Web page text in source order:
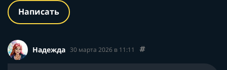
Написать
Надежда 30 марта 2026 в 11:11